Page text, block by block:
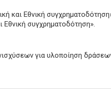
και Εθνική
συγχρηματοδότηση».
για υλοποίηση